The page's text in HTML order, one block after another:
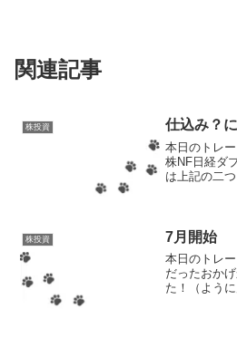
関連記事
株投資 仕込み？
本日のトレ
株NF日経ダ
は上記の二
になっ...
株投資 7月開始
本日のトレ
だったおか
た！（よう